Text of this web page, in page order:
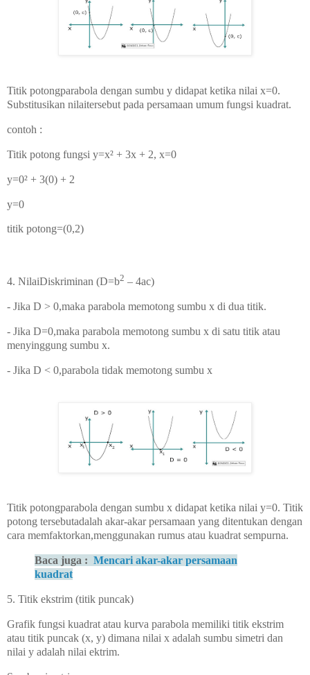
Titik potongparabola dengan sumbu y didapat ketika nilai x=0.
Substitusikan nilaitersebut pada persamaan umum fungsi kuadrat.
contoh :
Titik potong fungsi y=x² + 3x + 2, x=0
y=0² + 3(0) + 2
y=0
titik potong=(0,2)
4. NilaiDiskriminan (D=b2 – 4ac)
- Jika D > 0,maka parabola memotong sumbu x di dua titik.
- Jika D=0,maka parabola memotong sumbu x di satu titik atau
menyinggung sumbu x.
- Jika D < 0,parabola tidak memotong sumbu x
Titik potongparabola dengan sumbu x didapat ketika nilai y=0. Titik
potong tersebutadalah akar-akar persamaan yang ditentukan dengan
cara memfaktorkan,menggunakan rumus atau kuadrat sempurna.
Baca juga : Mencari akar-akar persamaan
kuadrat
5. Titik ekstrim (titik puncak)
Grafik fungsi kuadrat atau kurva parabola memiliki titik ekstrim
atau titik puncak (x, y) dimana nilai x adalah sumbu simetri dan
nilai y adalah nilai ektrim.